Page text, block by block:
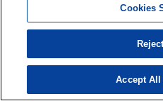
Cookies
Accept